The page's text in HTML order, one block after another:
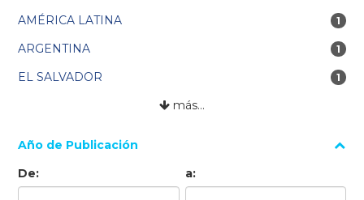
AMÉRICA LATINA 1
1
ARGENTINA 1
1
EL SALVADOR 1
1
más…
Año de Publicación
De:
a: